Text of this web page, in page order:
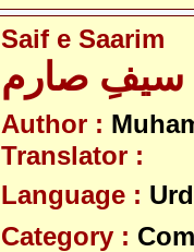
Saif e Saarim
سیفِ صارم
Author :
Translator :
Language :
Category :